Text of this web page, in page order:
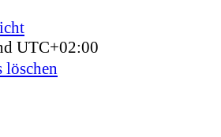
UTC+02:00
löschen